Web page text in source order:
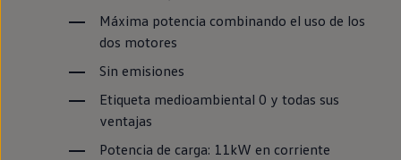
Máxima potencia combinando el uso de los
dos motores
Sin emisiones
Etiqueta medioambiental 0 y todas sus
ventajas
Potencia de carga: 11kW en corriente